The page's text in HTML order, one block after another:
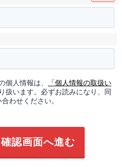
人情報は、
「個人情報の取扱い
扱います。必ずお読みになり、同
わせください。
認画面へ進む